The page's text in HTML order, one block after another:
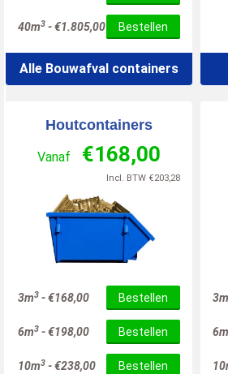
40m3 -€1.805,00 Bestellen
Alle Bouwafval containers
Houtcontainers
Vanaf €168,00
Incl. BTW €203,28
3m3 -€168,00 Bestellen
6m3 -€198,00 Bestellen
10m3 -€238,00 Bestellen